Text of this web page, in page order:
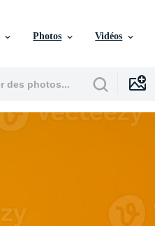
Photos Vidéos